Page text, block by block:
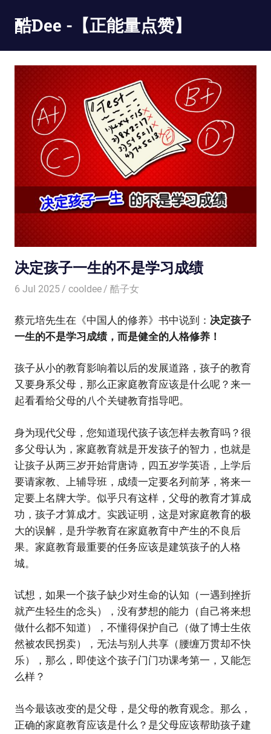
content
酷Dee -【正能量点赞】
决定孩子一生的不是学习成绩
6 Jul 2025 cooldee 酷子女
蔡元培先生在《中国人的修养》书中说到： 决定孩子
一生的不是学习成绩，而是健全的人格修养！
孩子从小的教育影响着以后的发展道路，孩子的教育
又要身系父母，那么正家庭教育应该是什么呢？来一
起看看给父母的八个关键教育指导吧。
身为现代父母，您知道现代孩子该怎样去教育吗？很
多父母认为，家庭教育就是开发孩子的智力，也就是
让孩子从两三岁开始背唐诗，四五岁学英语，上学后
要请家教、上辅导班，成绩一定要名列前茅，将来一
定要上名牌大学。似乎只有这样，父母的教育才算成
功，孩子才算成才。实践证明，这是对家庭教育的极
大的误解，是升学教育在家庭教育中产生的不良后
果。家庭教育最重要的任务应该是建筑孩子的人格
城。
试想，如果一个孩子缺少对生命的认知（一遇到挫折
就产生轻生的念头），没有梦想的能力（自己将来想
做什么都不知道），不懂得保护自己（做了博士生依
然被农民拐卖），无法与别人共享（腰缠万贯却不快
乐），那么，即使这个孩子门门功课考第一，又能怎
么样？
当今最该改变的是父母，是父母的教育观念。那么，
正确的家庭教育应该是什么？是父母应该帮助孩子建